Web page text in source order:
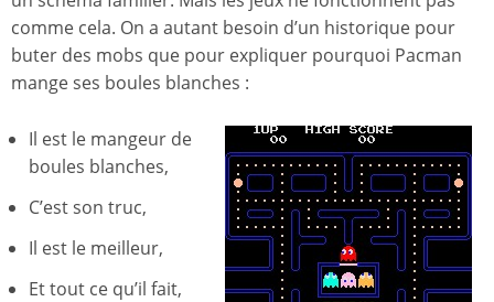
comme cela. On a autant besoin d’un historique pour
buter des mobs que pour expliquer pourquoi Pacman
mange ses boules blanches :
Il est le mangeur de
boules blanches,
C’est son truc,
Il est le meilleur,
Et tout ce qu’il fait,